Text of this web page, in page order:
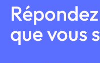
que vous